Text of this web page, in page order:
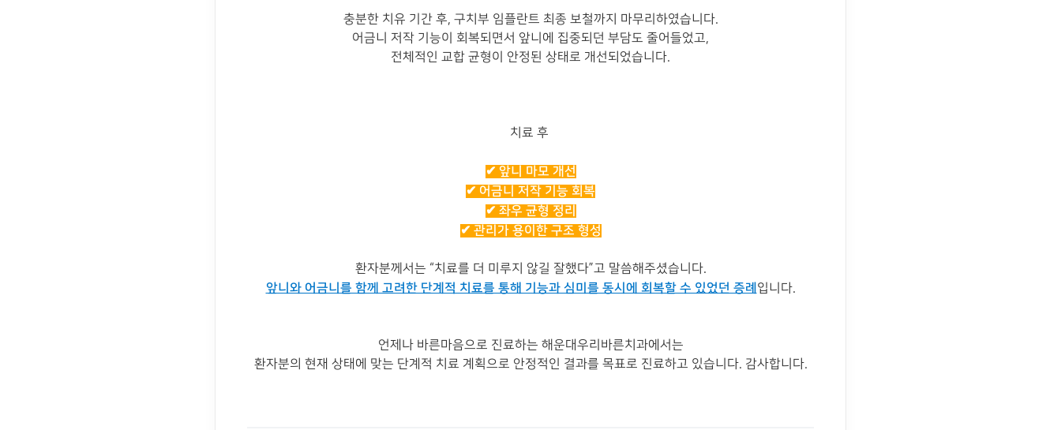
충분한 치유 기간 후, 구치부 임플란트 최종 보철까지 마무리하였습니다.
어금니 저작 기능이 회복되면서 앞니에 집중되던 부담도 줄어들었고,
전체적인 교합 균형이 안정된 상태로 개선되었습니다.
치료 후
✔ 앞니 마모 개선
✔ 어금니 저작 기능 회복
✔ 좌우 균형 정리
✔ 관리가 용이한 구조 형성
환자분께서는 “치료를 더 미루지 않길 잘했다”고 말씀해주셨습니다.
앞니와 어금니를 함께 고려한 단계적 치료를 통해 기능과 심미를 동시에 회복할 수 있었던 증례 입니다.
언제나 바른마음으로 진료하는 해운대우리바른치과에서는
환자분의 현재 상태에 맞는 단계적 치료 계획으로 안정적인 결과를 목표로 진료하고 있습니다. 감사합니다.